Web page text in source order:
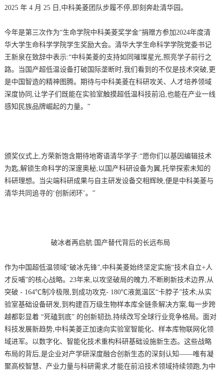
2025 年 4 月 25 日,中科美菱团队步履不停,即刻奔赴清华园。
今年是第三次作为“生命学院中科美菱奖学金”捐赠方参加2024年度清
华大学生命科学学院学生奖励大会。清华大学生命科学学院党委书记
王新泉在致辞中表示:“中科美菱的支持如同璀璨星光,照亮学子前行之
路。当国产超低温设备打破国际垄断时,我们看到的不仅是技术突破,更
是中国智造的精神图腾。期待与中科美菱在科研攻关、人才培养领域
深度协同,让学子们既能在实验室触摸超低温科技前沿,也能在产业一线
感知民族品牌崛起的力量。”
颁奖仪式上,方荣新饱含期待地寄语清华学子:“愿你们以基因编辑技术
为匙,解锁生命科学的深邃奥秘;以国产科研设备为翼,托举探索未知的
科研理想。当尖端科研成果与自主研发设备交相辉映,便是中科美菱与
清华共同追寻的‘创新闭环’。”
破冰者再启航:国产替代背后的长远布局
作为中国超低温领域“破冰先锋”,中科美菱始终坚定实施“技术自立+人
才反哺”的核心战略。23年来,以攻坚破局的魄力,不断刷新技术边界,从
突破 - 164℃制冷极限,到成功攻克- 180℃液氮温区“卡脖子”技术;从实
验室基础设备研发,到构建百万级生物样本库全链条解决方案,每一步跨
越都彰显着 “死磕到底” 的创新韧劲,持续改写全球行业竞争格局。面对
科技发展新趋势,中科美菱正加速向实验室智能化、样本库物联网化领
域进军。以数字化、智能化技术重构科研基础设施新生态。这些战略
布局的背后,是企业对产学研深度融合创新生态的深刻认知——唯有凝
聚高校智慧、产业力量与科研需求,才能在前沿技术领域持续领跑,为中